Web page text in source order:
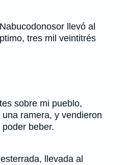
llevó al
tres mil veintitrés
sobre mi pueblo,
ramera, y vendieron
beber.
llevada al